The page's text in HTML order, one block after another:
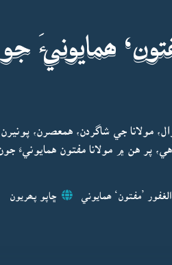
ھمايونيءَ جو
مولانا جي شاگردن، همعصرن، پونيرن
پر هن ۾ مولانا مفتون همايونيءَ جون
’مفتون‘ ھمايوني ڇاپو پھريون